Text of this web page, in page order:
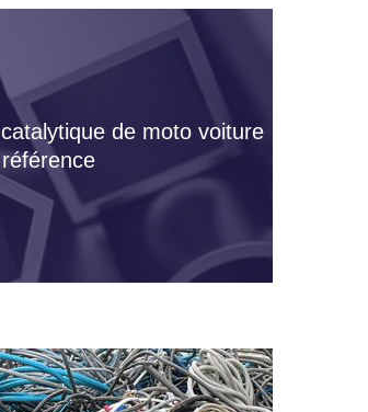
de moto voiture